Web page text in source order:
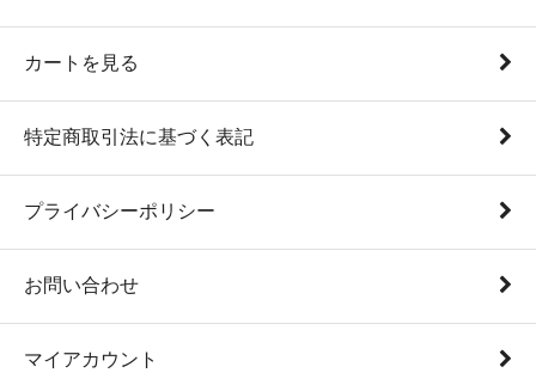
カートを見る
特定商取引法に基づく表記
プライバシーポリシー
お問い合わせ
マイアカウント